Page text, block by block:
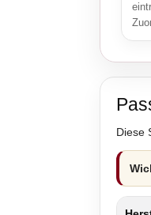
Diese